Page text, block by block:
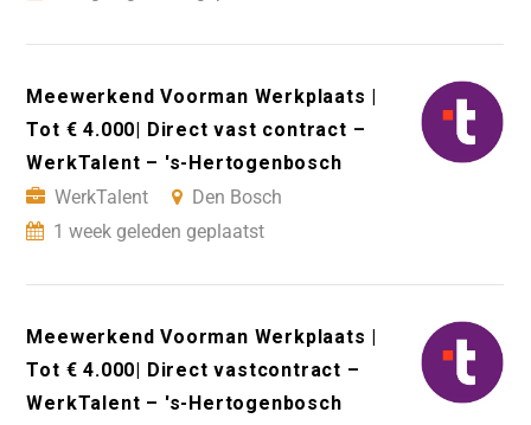
Meewerkend Voorman Werkplaats |
Tot € 4.000| Direct vast contract –
WerkTalent – 's-Hertogenbosch
WerkTalent
Den Bosch
1 week geleden geplaatst
Meewerkend Voorman Werkplaats |
Tot € 4.000| Direct vastcontract –
WerkTalent – 's-Hertogenbosch